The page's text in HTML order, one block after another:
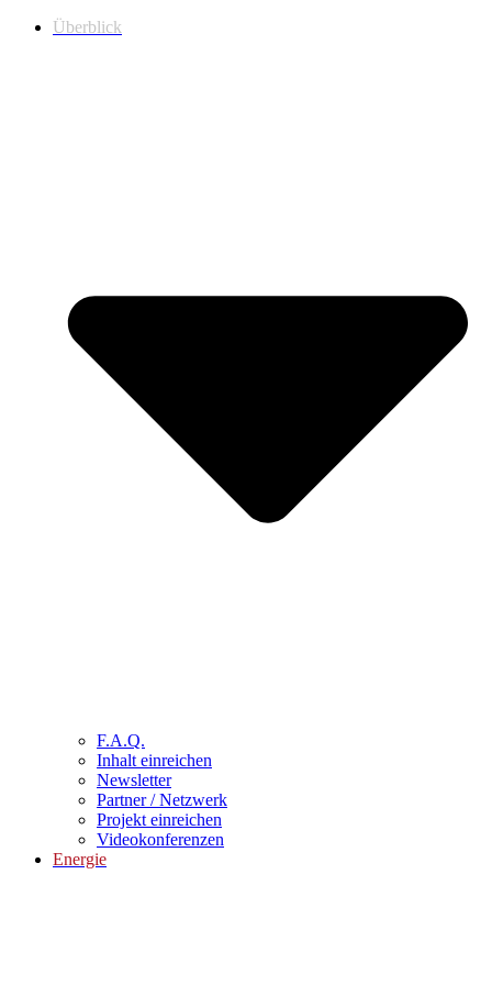
Überblick
F.A.Q.
Inhalt einreichen
Newsletter
Partner / Netzwerk
Projekt einreichen
Videokonferenzen
Energie